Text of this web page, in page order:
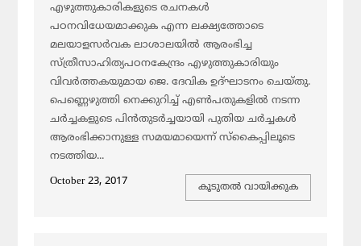
എഴുത്തുകാരികളുടെ രചനകള്‍
പഠനവിധേയമാക്കുക എന്ന ലക്ഷ്യത്തോടെ
മലയാളസര്‍വക ലാശാലയില്‍ ആരംഭിച്ച
സ്ത്രീസാഹിത്യപഠനകേന്ദ്രം എഴുത്തുകാരിയും
വിവര്‍ത്തകയുമായ ജെ. ദേവിക ഉദ്ഘാടനം ചെയ്തു.
പെണ്ണെഴുത്തി നെക്കുറിച്ച് എണ്‍പതുകളില്‍ നടന്ന
ചര്‍ച്ചകളുടെ പിന്‍തുടര്‍ച്ചയായി പുതിയ ചര്‍ച്ചകള്‍
ആരംഭിക്കാനുള്ള സമയമായെന്ന് സ്‌കൈപ്പിലൂടെ
നടത്തിയ...
October 23, 2017
കൂടുതല്‍ വായിക്കുക